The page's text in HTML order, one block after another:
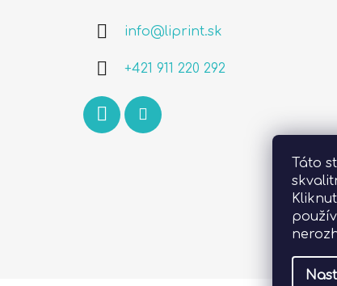
Táto
info@liprint.sk
+421 911 220 292